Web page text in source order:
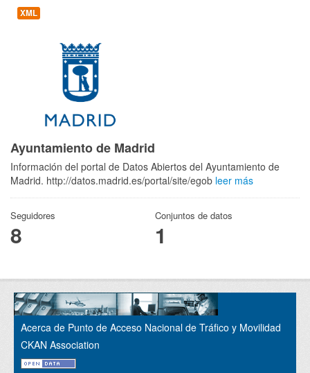
XML
Ayuntamiento de Madrid
Información del portal de Datos Abiertos del Ayuntamiento de
Madrid. http://datos.madrid.es/portal/site/egob leer más
Seguidores
8
Conjuntos de datos
1
Acerca de Punto de Acceso Nacional de Tráfico y Movilidad
CKAN Association